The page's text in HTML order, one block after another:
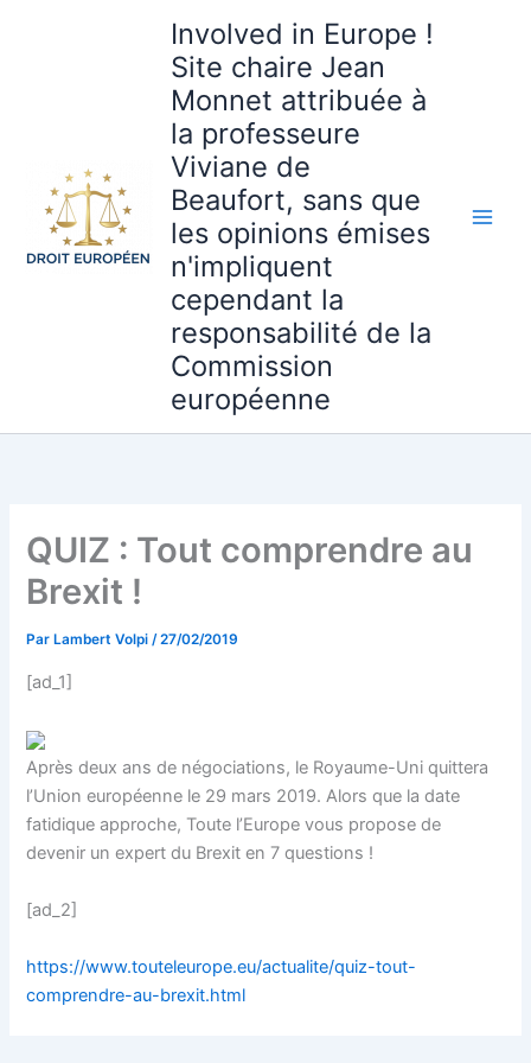
Involved in Europe !
Site chaire Jean
Monnet attribuée à
la professeure
Viviane de
Beaufort, sans que
les opinions émises
n'impliquent
cependant la
responsabilité de la
Commission
européenne
QUIZ : Tout comprendre au
Brexit !
Par Lambert Volpi/27/02/2019
[ad_1]
Après deux ans de négociations, le Royaume-Uni quittera
l’Union européenne le 29 mars 2019. Alors que la date
fatidique approche, Toute l’Europe vous propose de
devenir un expert du Brexit en 7 questions !
[ad_2]
https://www.touteleurope.eu/actualite/quiz-tout-
comprendre-au-brexit.html